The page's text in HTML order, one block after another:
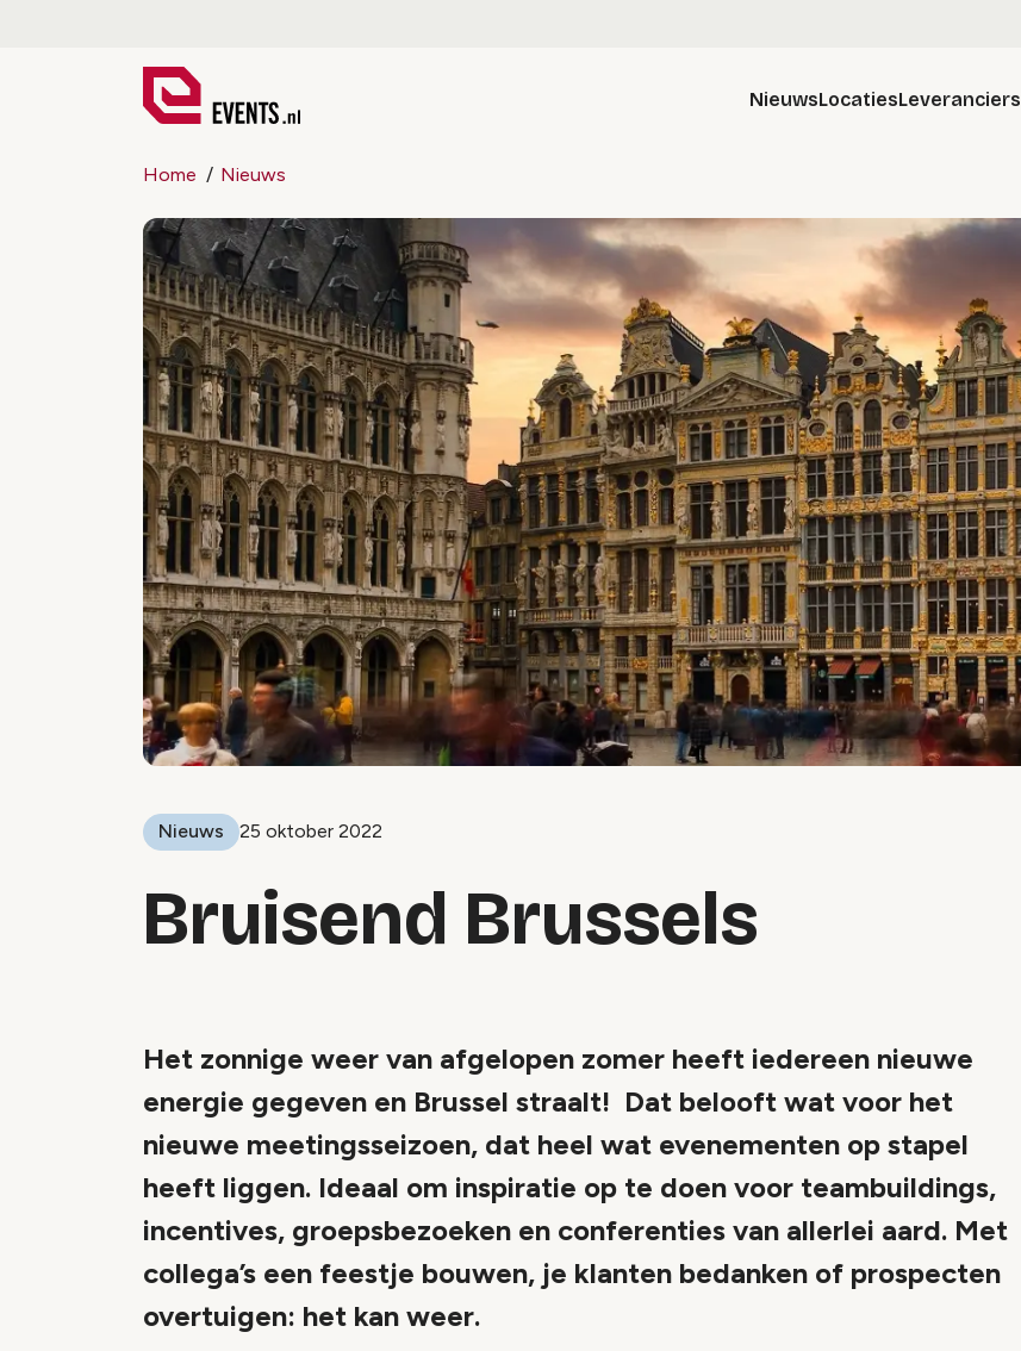
NieuwsLocatiesLeveranciers
Home Nieuws
Nieuws 25 oktober 2022
Bruisend Brussels
Het zonnige weer van afgelopen zomer heeft iedereen nieuwe
energie gegeven en Brussel straalt! Dat belooft wat voor het
nieuwe meetingsseizoen, dat heel wat evenementen op stapel
heeft liggen. Ideaal om inspiratie op te doen voor teambuildings,
incentives, groepsbezoeken en conferenties van allerlei aard. Met
collega’s een feestje bouwen, je klanten bedanken of prospecten
overtuigen: het kan weer.